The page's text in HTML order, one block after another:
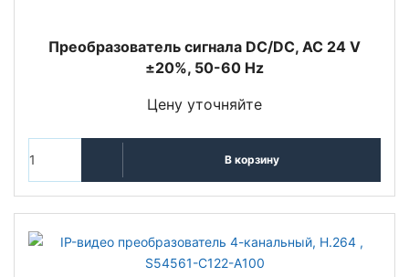
Преобразователь сигнала DC/DC, AC 24 V
±20%, 50-60 Hz
Цену уточняйте
В корзину